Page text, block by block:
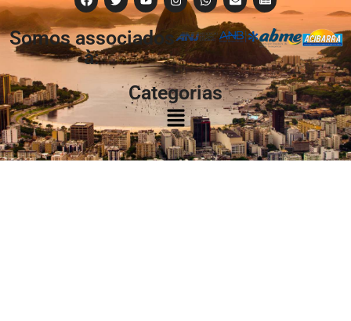
Somos associados
à:
Categorias